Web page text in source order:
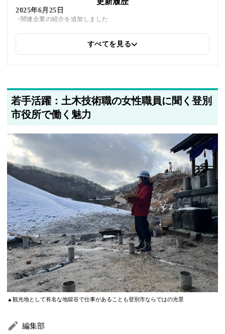
2025年6月25日
関連企業の紹介を追加しました
筆者情報を更新しました
すべてを見る
若手活躍：土木技術職の女性職員に聞く登別
市役所で働く魅力
▲観光地として有名な地獄谷で仕事があることも登別市ならではの光景
編集部